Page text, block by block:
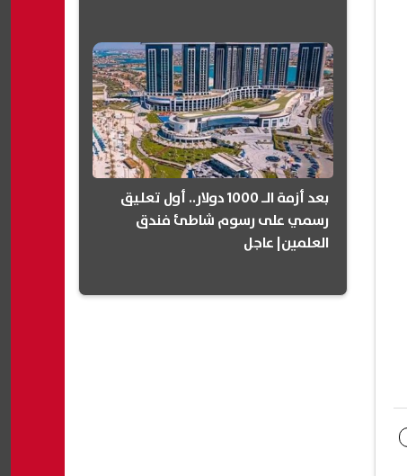
بعد أزمة الـ 1000 دولار.. أول تعليق
رسمي على رسوم شاطئ فندق
العلمين| عاجل